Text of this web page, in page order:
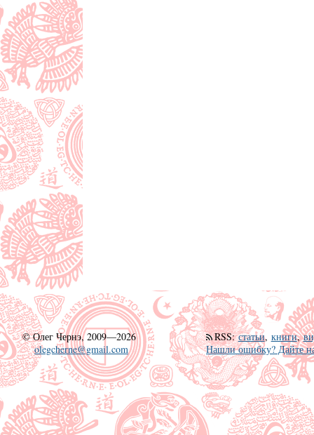
©Олег Чернэ, 2009—2026
olegcherne@gmail.com
RSS:статьи, книги,
Нашли ошибку? Дайте